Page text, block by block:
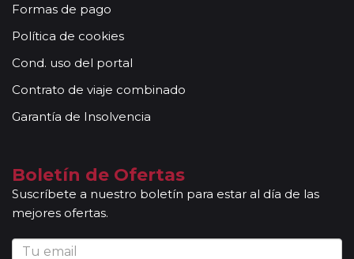
Formas de pago
Política de cookies
Cond. uso del portal
Contrato de viaje combinado
Garantía de Insolvencia
Boletín de Ofertas
Suscríbete a nuestro boletín para estar al día de las
mejores ofertas.